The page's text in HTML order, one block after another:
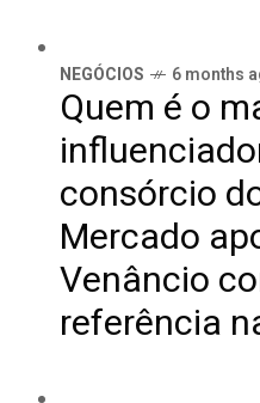
NEGÓCIOS 6 months
Quem é o
consórcio
Mercado
Venâncio
referência